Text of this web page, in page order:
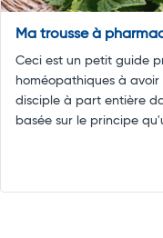
Ma trousse à
Ceci est un petit guide
homéopathiques à avoir
disciple à part entière
basée sur le principe